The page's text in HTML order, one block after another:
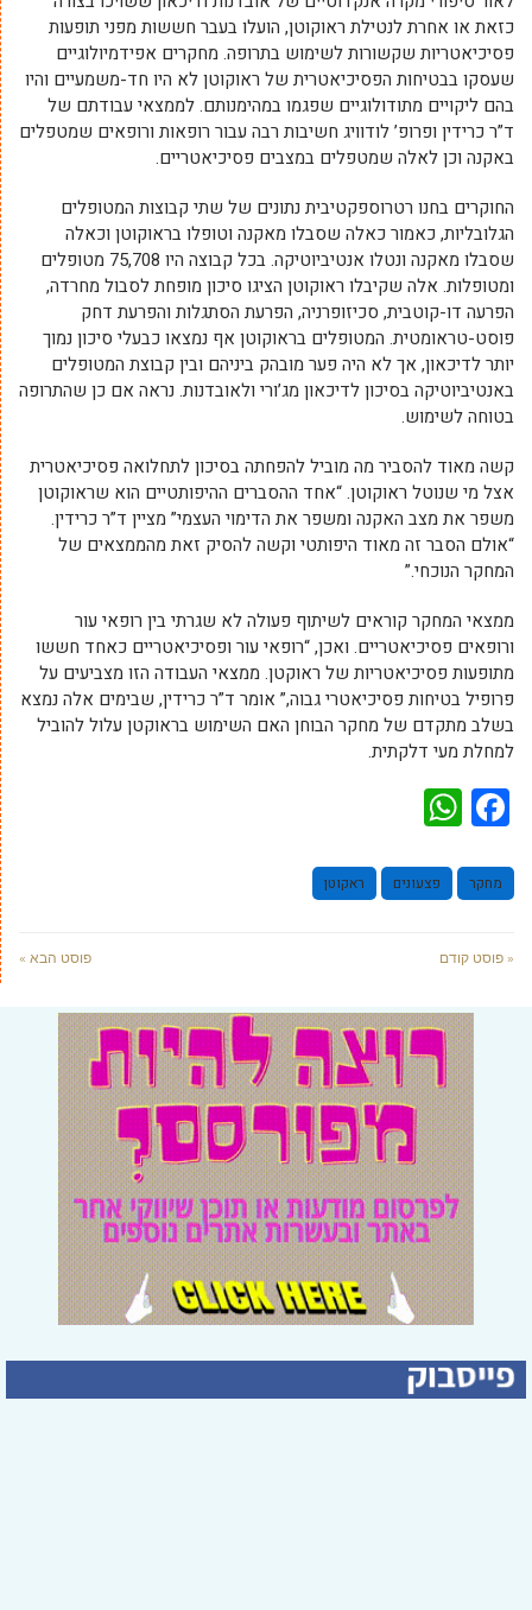
כזאת או אחרת לנטילת ראוקוטן, הועלו בעבר חששות מפני תופעות
פסיכיאטריות שקשורות לשימוש בתרופה. מחקרים אפידמיולוגיים
שעסקו בבטיחות הפסיכיאטרית של ראוקוטן לא היו חד-משמעיים והיו
בהם ליקויים מתודולוגיים שפגמו במהימנותם. לממצאי עבודתם של
ד”ר כרידין ופרופ’ לודוויג חשיבות רבה עבור רופאות ורופאים שמטפלים
באקנה וכן לאלה שמטפלים במצבים פסיכיאטריים.
החוקרים בחנו רטרוספקטיבית נתונים של שתי קבוצות המטופלים
הגלובליות, כאמור כאלה שסבלו מאקנה וטופלו בראוקוטן וכאלה
שסבלו מאקנה ונטלו אנטיביוטיקה. בכל קבוצה היו 75,708 מטופלים
ומטופלות. אלה שקיבלו ראוקוטן הציגו סיכון מופחת לסבול מחרדה,
הפרעה דו-קוטבית, סכיזופרניה, הפרעת הסתגלות והפרעת דחק
פוסט-טראומטית. המטופלים בראוקוטן אף נמצאו כבעלי סיכון נמוך
יותר לדיכאון, אך לא היה פער מובהק ביניהם ובין קבוצת המטופלים
באנטיביוטיקה בסיכון לדיכאון מג’ורי ולאובדנות. נראה אם כן שהתרופה
בטוחה לשימוש.
קשה מאוד להסביר מה מוביל להפחתה בסיכון לתחלואה פסיכיאטרית
אצל מי שנוטל ראוקוטן. “אחד ההסברים ההיפותטיים הוא שראוקוטן
משפר את מצב האקנה ומשפר את הדימוי העצמי” מציין ד”ר כרידין.
“אולם הסבר זה מאוד היפותטי וקשה להסיק זאת מהממצאים של
המחקר הנוכחי.”
ממצאי המחקר קוראים לשיתוף פעולה לא שגרתי בין רופאי עור
ורופאים פסיכיאטריים. ואכן, “רופאי עור ופסיכיאטריים כאחד חששו
מתופעות פסיכיאטריות של ראוקטן. ממצאי העבודה הזו מצביעים על
פרופיל בטיחות פסיכיאטרי גבוה,” אומר ד”ר כרידין, שבימים אלה נמצא
בשלב מתקדם של מחקר הבוחן האם השימוש בראוקטן עלול להוביל
למחלת מעי דלקתית.
Facebook
מחקר פצעונים ראקוטן
« פוסט קודם פוסט הבא »